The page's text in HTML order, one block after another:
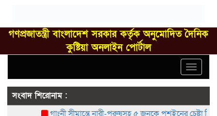
গণপ্রজাতন্ত্রী বাংলাদেশ সরকার কর্তৃক অনুমোদিত দৈনিক
কুষ্টিয়া অনলাইন পোর্টাল
Toggle
সংবাদ শিরোনাম :